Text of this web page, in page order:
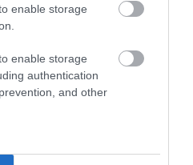
enable storage
enable storage
authentication
and other
EGY ORVOS A VÉGSŐKIG
SEGÍTENI PRÓBÁLT
2026-06-23